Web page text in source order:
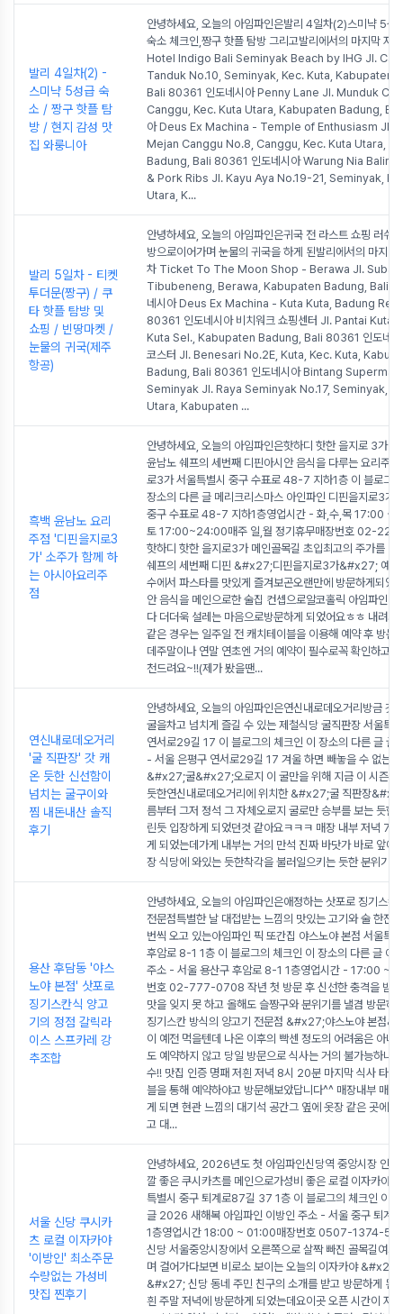
발리 4일차(2) -
스미냑 5성급 숙
소 / 짱구 핫플 탐
방 / 현지 감성 맛
집 와룽니아
안녕하세요, 오늘의 아임파인은발리 4일차(2)스미냑 5성
숙소 체크인,짱구 핫플 탐방 그리고발리에서의 마지막 저
Hotel Indigo Bali Seminyak Beach by IHG Jl.
Tanduk No.10, Seminyak, Kec. Kuta, Kabupaten
Bali 80361 인도네시아 Penny Lane Jl. Munduk
Canggu, Kec. Kuta Utara, Kabupaten Badung,
아 Deus Ex Machina - Temple of Enthusiasm Jl.
Mejan Canggu No.8, Canggu, Kec. Kuta Utara,
Badung, Bali 80361 인도네시아 Warung Nia
& Pork Ribs Jl. Kayu Aya No.19-21, Seminyak,
Utara, K...
발리 5일차 - 티켓
투더문(짱구) / 쿠
타 핫플 탐방 및
쇼핑 / 빈땅마켓 /
눈물의 귀국(제주
항공)
안녕하세요, 오늘의 아임파인은귀국 전 라스트 쇼핑 러쉬
방으로이어가며 눈물의 귀국을 하게 된발리에서의 마지막
차 Ticket To The Moon Shop - Berawa Jl. Subak
Tibubeneng, Berawa, Kabupaten Badung, Bali
네시아 Deus Ex Machina - Kuta Kuta, Badung
80361 인도네시아 비치워크 쇼핑센터 Jl. Pantai Kuta,
Kuta Sel., Kabupaten Badung, Bali 80361 인도네시
코스터 Jl. Benesari No.2E, Kuta, Kec. Kuta,
Badung, Bali 80361 인도네시아 Bintang
Seminyak Jl. Raya Seminyak No.17, Seminyak,
Utara, Kabupaten ...
흑백 윤남노 요리
주점 '디핀을지로3
가' 소주가 함께 하
는 아시아요리주
점
안녕하세요, 오늘의 아임파인은핫하디 핫한 을지로 3가
윤남노 쉐프의 세번째 디핀아시안 음식을 다루는 요리주
로3가 서울특별시 중구 수표로 48-7 지하1층 이 블로그
장소의 다른 글 메리크리스마스 아인파인 디핀을지로3가
중구 수표로 48-7 지하1층영업시간 - 화,수,목 17:00
토 17:00~24:00매주 일,월 정기휴무매장번호 02-
핫하디 핫한 을지로3가 메인골목길 초입최고의 주가를 달
쉐프의 세번째 디핀 &#x27;디핀을지로3가&#x27; 예전
수에서 파스타를 맛있게 즐겨보곤오랜만에 방문하게되었
안 음식을 메인으로한 술집 컨셉으로알코홀릭 아임파인
다 더더욱 설레는 마음으로방문하게 되었어요ㅎㅎ 내려가
같은 경우는 일주일 전 캐치테이블을 이용해 예약 후 방문
데주말이나 연말 연초엔 거의 예약이 필수로꼭 확인하고
천드려요~!!(제가 봤을땐...
연신내로데오거리
'굴 직판장' 갓 캐
온 듯한 신선함이
넘치는 굴구이와
찜 내돈내산 솔직
후기
안녕하세요, 오늘의 아임파인은연신내로데오거리방금 갓
굴을차고 넘치게 즐길 수 있는 제철식당 굴직판장 서울특
연서로29길 17 이 블로그의 체크인 이 장소의 다른 글 굴
- 서울 은평구 연서로29길 17 겨울 하면 빼놓을 수 없는
&#x27;굴&#x27;오로지 이 굴만을 위해 지금 이 시즌에
듯한연신내로데오거리에 위치한 &#x27;굴 직판장
름부터 그저 정석 그 자체오로지 굴로만 승부를 보는 듯한
린듯 입장하게 되었던것 같아요ㅋㅋㅋ 매장 내부 저녁 7
게 되었는데가게 내부는 거의 만석 진짜 바닷가 바로 앞에
장 식당에 와있는 듯한착각을 불러일으키는 듯한 분위기의
용산 후담동 '야스
노야 본점' 삿포로
징기스칸식 양고
기의 정점 갈릭라
이스 스프카레 강
추조합
안녕하세요, 오늘의 아임파인은애정하는 삿포로 징기스칸
전문점특별한 날 대접받는 느낌의 맛있는 고기와 술 한잔
번씩 오고 있는아임파인 픽 또간집 야스노야 본점 서울특
후암로 8-1 1층 이 블로그의 체크인 이 장소의 다른 글 야
주소 - 서울 용산구 후암로 8-1 1층영업시간 - 17:00 ~
번호 02-777-0708 작년 첫 방문 후 신선한 충격을 받게
맛을 잊지 못 하고 올해도 슬짱구와 분위기를 낼겸 방문하
징기스칸 방식의 양고기 전문점 &#x27;야스노야 본점
이 예전 먹을텐데 나온 이후의 빡센 정도의 어려움은 아니
도 예약하지 않고 당일 방문으로 식사는 거의 불가능하니
수!! 맛집 인증 명패 저흰 저녁 8시 20분 마지막 식사 타임
블을 통해 예약하야고 방문해보았답니다^^ 매장내부 매장
게 되면 현관 느낌의 대기석 공간그 옆에 옷장 같은 곳에
고 대...
서울 신당 쿠시카
츠 로컬 이자카야
'이방인' 최소주문
수량없는 가성비
맛집 찐후기
안녕하세요, 2026년도 첫 아임파인신당역 중앙시장 인근
깔 좋은 쿠시카츠를 메인으로가성비 좋은 로컬 이자카야
특별시 중구 퇴계로87길 37 1층 이 블로그의 체크인 이
글 2026 새해복 아임파인 이방인 주소 - 서울 중구 퇴계
1층영업시간 18:00 ~ 01:00매장번호 0507-1374-
신당 서울중앙시장에서 오른쪽으로 살짝 빠진 골목길여기
며 걸어가다보면 비로소 보이는 오늘의 이자카야 &#x27;
&#x27; 신당 동네 주민 친구의 소개를 받고 방문하게 된
흰 주말 저녁에 방문하게 되었는데요이곳 오픈 시간이 저